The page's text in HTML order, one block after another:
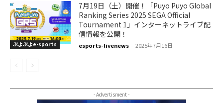
ぷよぷよe-sports
7月19日（土）開催！「Puyo Puyo Global
Ranking Series 2025 SEGA Official
Tournament 1」インターネットライブ配
信情報を公開！
esports-livenews - 2025年7月16日
- Advertisment -